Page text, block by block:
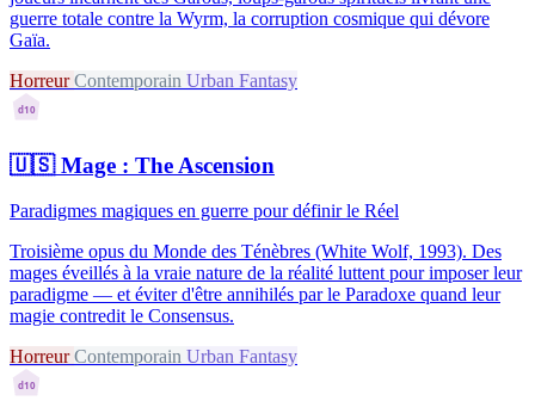
guerre totale contre la Wyrm, la corruption cosmique qui dévore
Gaïa.
HorreurContemporain Urban Fantasy
d10
🇺🇸Mage : The Ascension
Paradigmes magiques en guerre pour définir le Réel
Troisième opus du Monde des Ténèbres (White Wolf, 1993). Des
mages éveillés à la vraie nature de la réalité luttent pour imposer leur
paradigme — et éviter d'être annihilés par le Paradoxe quand leur
magie contredit le Consensus.
HorreurContemporain Urban Fantasy
d10